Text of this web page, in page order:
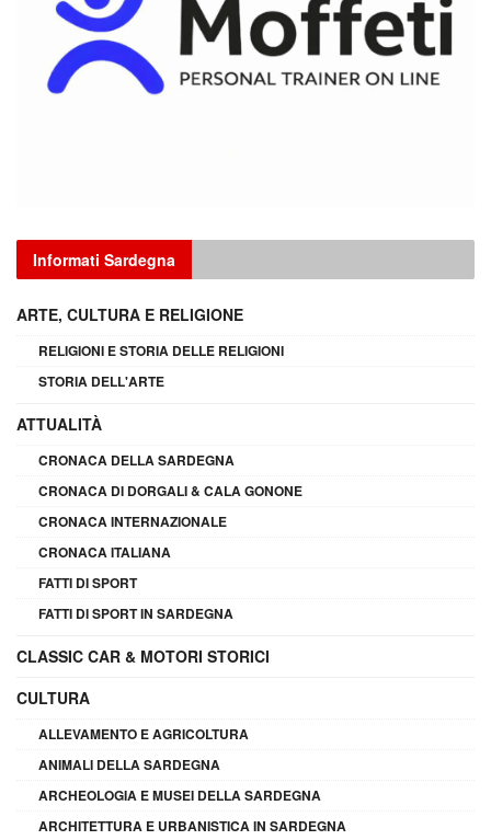
Informati Sardegna
ARTE, CULTURA E RELIGIONE
RELIGIONI E STORIA DELLE RELIGIONI
STORIA DELL'ARTE
ATTUALITÀ
CRONACA DELLA SARDEGNA
CRONACA DI DORGALI & CALA GONONE
CRONACA INTERNAZIONALE
CRONACA ITALIANA
FATTI DI SPORT
FATTI DI SPORT IN SARDEGNA
CLASSIC CAR & MOTORI STORICI
CULTURA
ALLEVAMENTO E AGRICOLTURA
ANIMALI DELLA SARDEGNA
ARCHEOLOGIA E MUSEI DELLA SARDEGNA
ARCHITETTURA E URBANISTICA IN SARDEGNA